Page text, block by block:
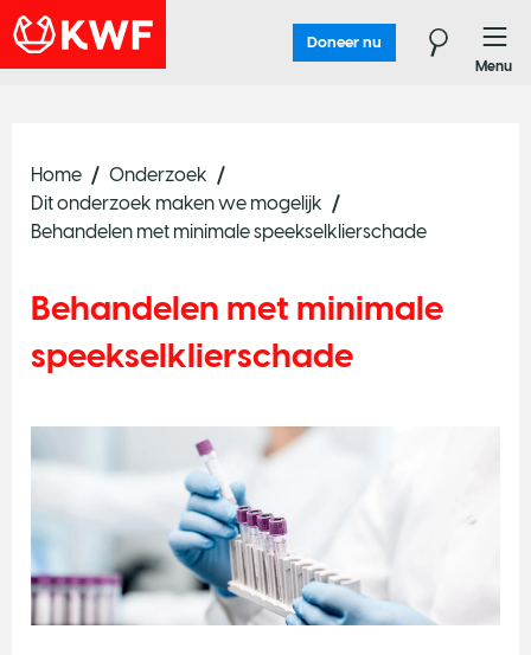
Doneer nu
Menu
Home
Onderzoek
Dit onderzoek maken we mogelijk
Behandelen met minimale speekselklierschade
Behandelen met minimale
speekselklierschade